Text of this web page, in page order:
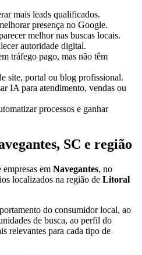
mais leads qualificados.
presença no Google.
melhor nas buscas locais.
autoridade digital.
tráfego pago, mas não têm
site, portal ou blog profissional.
IA para atendimento, vendas ou
processos e ganhar
SC e região
empresas em Navegantes, no
localizados na região de Litoral
do consumidor local, ao
de busca, ao perfil do
relevantes para cada tipo de